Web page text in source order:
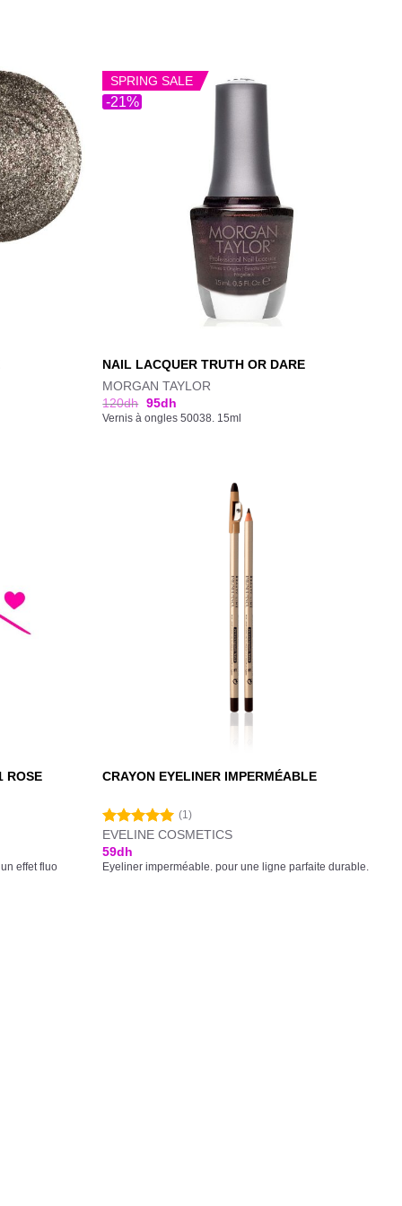
-21%
SPRING SALE
NAIL LACQUER TRUTH OR DARE
MORGAN TAYLOR
120dh 95dh
Vernis à ongles 50038. 15ml
ROSE
effet fluo
CRAYON EYELINER IMPERMÉABLE
Note5.00
sur 5
(1)
EVELINE COSMETICS
59dh
Eyeliner imperméable. pour une ligne parfaite durable.